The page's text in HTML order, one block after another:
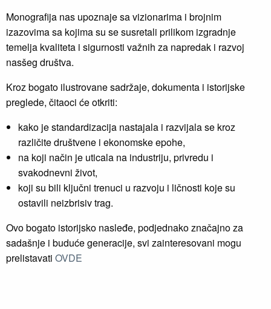
Monografija nas upoznaje sa vizionarima i brojnim
izazovima sa kojima su se susretali prilikom izgradnje
temelja kvaliteta i sigurnosti važnih za napredak i razvoj
nasšeg društva.
Kroz bogato ilustrovane sadržaje, dokumenta i istorijske
preglede, čitaoci će otkriti:
kako je standardizacija nastajala i razvijala se kroz
različite društvene i ekonomske epohe,
na koji način je uticala na industriju, privredu i
svakodnevni život,
koji su bili ključni trenuci u razvoju i ličnosti koje su
ostavili neizbrisiv trag.
Ovo bogato istorijsko nasleđe, podjednako značajno za
sadašnje i buduće generacije, svi zainteresovani mogu
prelistavati OVDE